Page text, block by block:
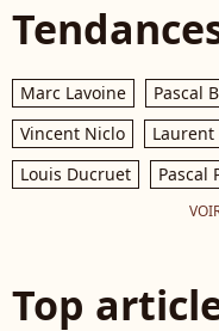
Marc Lavoine Pascal
Vincent Niclo
Laurent
Louis Ducruet
Pascal
Top